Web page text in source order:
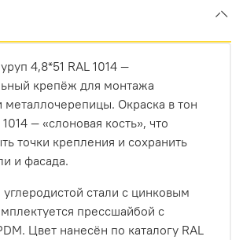
4,8*51 RAL 1014 —
крепёж для монтажа
металлочерепицы. Окраска в тон
— «слоновая кость», что
точки крепления и сохранить
и фасада.
стали с цинковым
прессшайбой с
Цвет нанесён по каталогу RAL